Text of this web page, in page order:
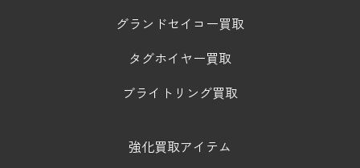
グランドセイコー買取
タグホイヤー買取
ブライトリング買取
強化買取アイテム